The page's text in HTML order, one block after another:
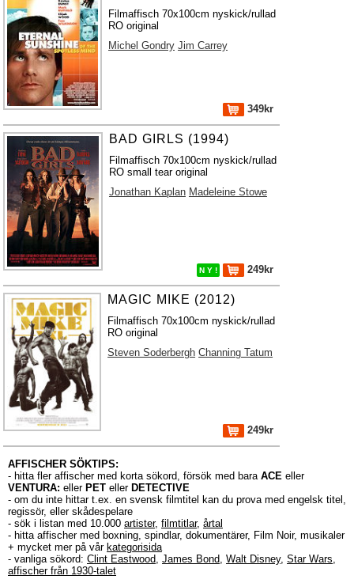
Filmaffisch 70x100cm nyskick/rullad
RO original
Michel Gondry Jim Carrey
349kr
BAD GIRLS (1994)
Filmaffisch 70x100cm nyskick/rullad
RO small tear original
Jonathan Kaplan Madeleine Stowe
N Y ! 249kr
MAGIC MIKE (2012)
Filmaffisch 70x100cm nyskick/rullad
RO original
Steven Soderbergh Channing Tatum
249kr
AFFISCHER SÖKTIPS:
- hitta fler affischer med korta sökord, försök med bara ACE eller
VENTURA: eller PET eller DETECTIVE
- om du inte hittar t.ex. en svensk filmtitel kan du prova med engelsk titel,
regissör, eller skådespelare
- sök i listan med 10.000 artister, filmtitlar, årtal
- hitta affischer med boxning, spindlar, dokumentärer, Film Noir, musikaler
+ mycket mer på vår kategorisida
- vanliga sökord: Clint Eastwood, James Bond, Walt Disney, Star Wars,
affischer från 1930-talet